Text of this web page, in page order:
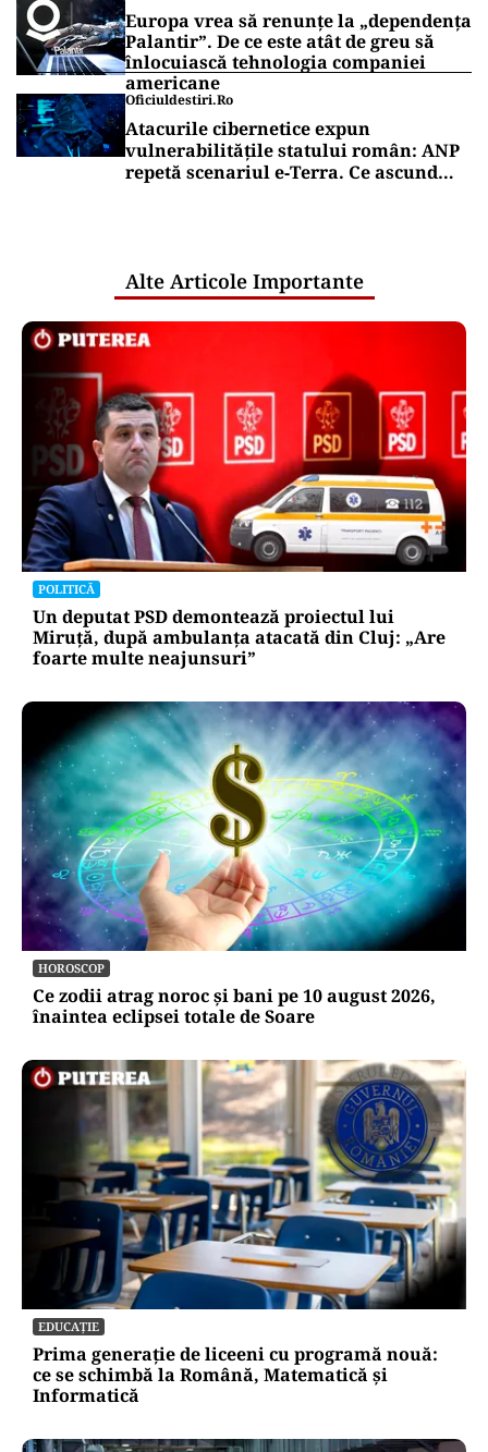
Europa vrea să renunțe la „dependența
Palantir”. De ce este atât de greu să
înlocuiască tehnologia companiei
americane
Oficiuldestiri.ro
Atacurile cibernetice expun
vulnerabilitățile statului român: ANP
repetă scenariul e‑Terra. Ce ascund
Alte Articole Importante
POLITICĂ
Un deputat PSD demontează proiectul lui
Miruță, după ambulanța atacată din Cluj: „Are
foarte multe neajunsuri”
HOROSCOP
Ce zodii atrag noroc și bani pe 10 august 2026,
înaintea eclipsei totale de Soare
EDUCAȚIE
Prima generație de liceeni cu programă nouă:
ce se schimbă la Română, Matematică și
Informatică